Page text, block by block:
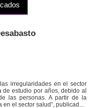
irregularidades en el sector
estudio por años, debido al
las personas. A partir de la
el sector salud”, publicad...